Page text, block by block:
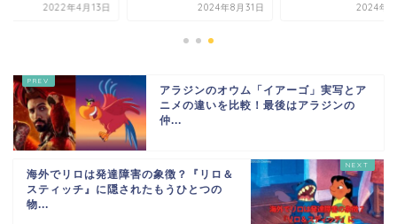
2022年4月13日 2024年8月31日 2024年9
アラジンのオウム「イアーゴ」実写とア
ニメの違いを比較！最後はアラジンの
仲...
海外でリロは発達障害の象徴？『リロ＆
スティッチ』に隠されたもうひとつの
物...